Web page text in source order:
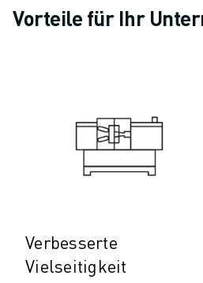
VISION INSPEKTION
DRAHTERODIERMASCHINE
FIELD & WARTUNG
TECHNISCHE FERNUNTERSTÜTZUNG
E-STORE
TRAINING & AUSBILDUNG
Vorteile für Ihr
Verbesserte
Vielseitigkeit